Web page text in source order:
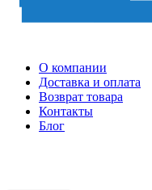
О компании
Доставка и оплата
Возврат товара
Контакты
Блог